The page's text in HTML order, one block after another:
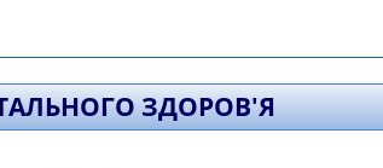
ВЕБІНАРУ "ПРОФЕСІЙНИЙ
ЗДОРОВ'Я